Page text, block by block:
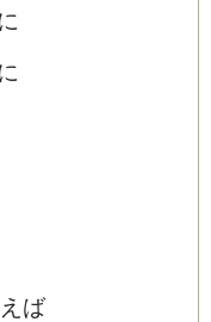
ば